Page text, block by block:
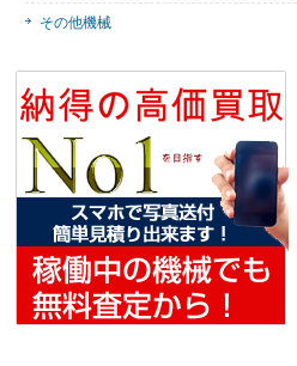
その他機械